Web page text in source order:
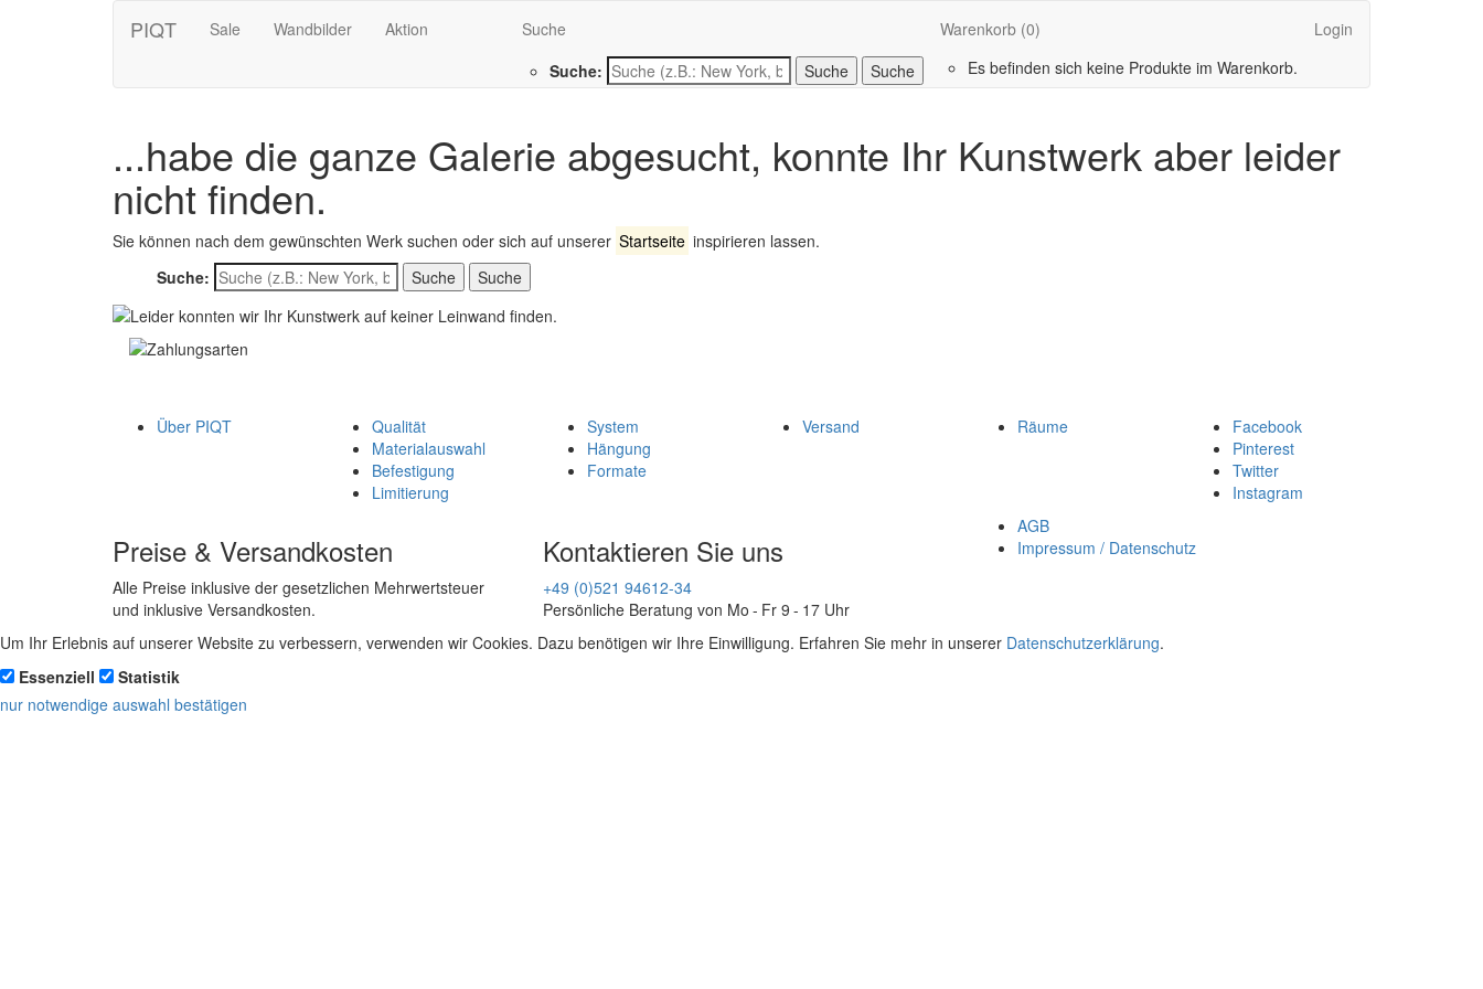
PIQT Sale Wandbilder Aktion
Suche
Suche:
Suche
Warenkorb (0)
Es befinden sich keine Produkte im Warenkorb.
Login
...habe die ganze Galerie abgesucht, konnte Ihr Kunstwerk aber leider
nicht finden.
Sie können nach dem gewünschten Werk suchen oder sich auf unserer Startseite inspirieren lassen.
Suche:
Suche
Über PIQT
Qualität
Materialauswahl
Befestigung
Limitierung
System
Hängung
Formate
Versand Räume
Facebook
Pinterest
Twitter
Instagram
Preise & Versandkosten
Alle Preise inklusive der gesetzlichen Mehrwertsteuer
und inklusive Versandkosten.
Kontaktieren Sie uns
+49 (0)521 94612-34
Persönliche Beratung von Mo - Fr 9 - 17 Uhr
AGB
Impressum / Datenschutz
Um Ihr Erlebnis auf unserer Website zu verbessern, verwenden wir Cookies. Dazu benötigen wir Ihre Einwilligung. Erfahren Sie mehr in unserer Datenschutzerklärung.
Essenziell
Statistik
nur notwendige auswahl bestätigen